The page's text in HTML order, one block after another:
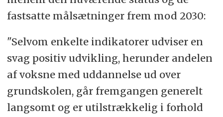
fastsatte målsætninger frem mod 2030:
"Selvom enkelte indikatorer udviser en
svag positiv udvikling, herunder andelen
af voksne med uddannelse ud over
grundskolen, går fremgangen generelt
langsomt og er utilstrækkelig i forhold